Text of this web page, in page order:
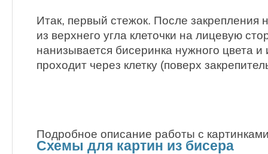
Итак, первый стежок. После закрепления
из верхнего угла клеточки на лицевую
нанизывается бисеринка нужного цвета и
проходит через клетку (поверх
Подробное описание работы с
Схемы для картин из бисера